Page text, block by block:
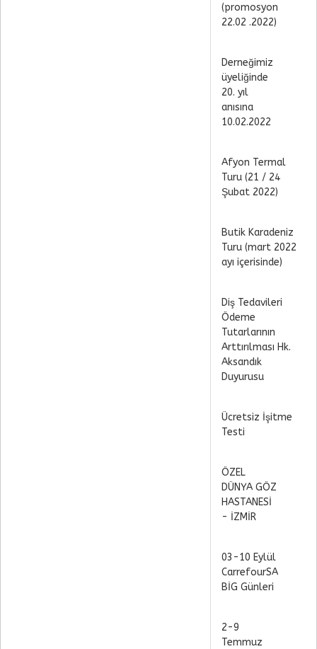
(promosyon
22.02 .2022)
Derneğimiz
üyeliğinde
20. yıl
anısına
10.02.2022
Afyon Termal
Turu (21 / 24
Şubat 2022)
Butik Karadeniz
Turu (mart 2022
ayı içerisinde)
Diş Tedavileri
Ödeme
Tutarlarının
Arttırılması Hk.
Aksandık
Duyurusu
Ücretsiz İşitme
Testi
ÖZEL
DÜNYA GÖZ
HASTANESİ
- İZMİR
03-10 Eylül
CarrefourSA
BİG Günleri
2-9
Temmuz